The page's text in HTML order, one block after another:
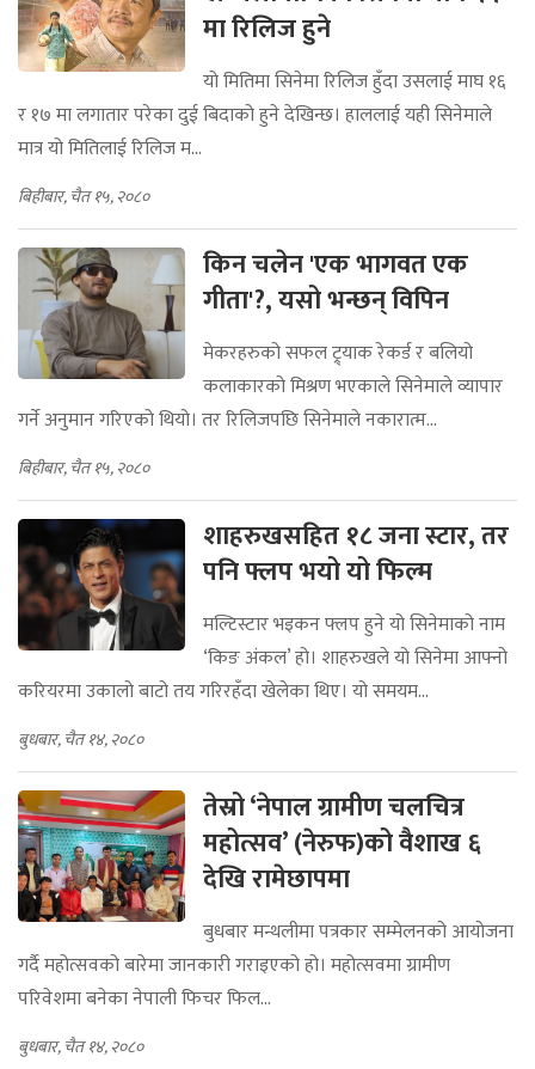
मा रिलिज हुने
यो मितिमा सिनेमा रिलिज हुँदा उसलाई माघ १६
र १७ मा लगातार परेका दुई बिदाको हुने देखिन्छ। हाललाई यही सिनेमाले
मात्र यो मितिलाई रिलिज म...
बिहीबार, चैत १५, २०८०
किन चलेन 'एक भागवत एक
गीता'?, यसो भन्छन् विपिन
मेकरहरुको सफल ट्र्याक रेकर्ड र बलियो
कलाकारको मिश्रण भएकाले सिनेमाले व्यापार
गर्ने अनुमान गरिएको थियो। तर रिलिजपछि सिनेमाले नकारात्म...
बिहीबार, चैत १५, २०८०
शाहरुखसहित १८ जना स्टार, तर
पनि फ्लप भयो यो फिल्म
मल्टिस्टार भइकन फ्लप हुने यो सिनेमाको नाम
‘किङ अंकल’ हो। शाहरुखले यो सिनेमा आफ्नो
करियरमा उकालो बाटो तय गरिरहँदा खेलेका थिए। यो समयम...
बुधबार, चैत १४, २०८०
तेस्रो ‘नेपाल ग्रामीण चलचित्र
महोत्सव’ (नेरुफ)को वैशाख ६
देखि रामेछापमा
बुधबार मन्थलीमा पत्रकार सम्मेलनको आयोजना
गर्दै महोत्सवको बारेमा जानकारी गराइएको हो। महोत्सवमा ग्रामीण
परिवेशमा बनेका नेपाली फिचर फिल...
बुधबार, चैत १४, २०८०